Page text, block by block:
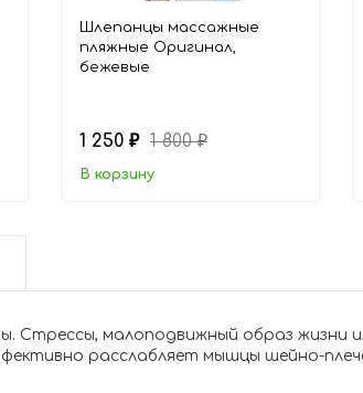
Шлепанцы массажные
пляжные Оригинал,
бежевые
1 250 ₽ 1 800₽
В корзину
малоподвижный образ жизни
расслабляет мышцы шейно-